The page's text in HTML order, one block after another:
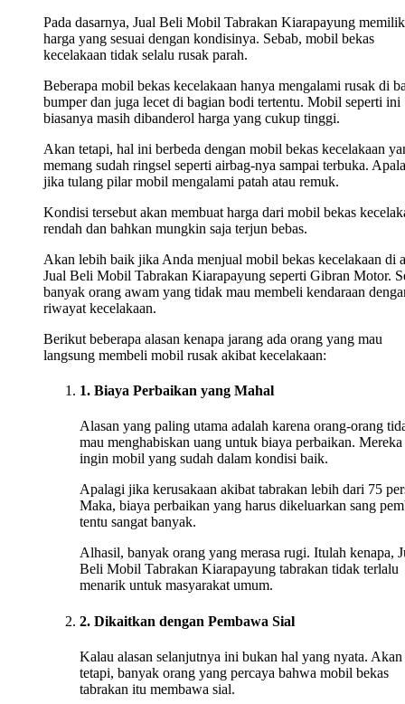
Pada dasarnya, Jual Beli Mobil Tabrakan Kiarapayung
harga yang sesuai dengan kondisinya. Sebab, mobil bekas
kecelakaan tidak selalu rusak parah.
Beberapa mobil bekas kecelakaan hanya mengalami rusak di
bumper dan juga lecet di bagian bodi tertentu. Mobil seperti ini
biasanya masih dibanderol harga yang cukup tinggi.
Akan tetapi, hal ini berbeda dengan mobil bekas kecelakaan
memang sudah ringsel seperti airbag-nya sampai terbuka.
jika tulang pilar mobil mengalami patah atau remuk.
Kondisi tersebut akan membuat harga dari mobil bekas
rendah dan bahkan mungkin saja terjun bebas.
Akan lebih baik jika Anda menjual mobil bekas kecelakaan di
Jual Beli Mobil Tabrakan Kiarapayung seperti Gibran Motor.
banyak orang awam yang tidak mau membeli kendaraan
riwayat kecelakaan.
Berikut beberapa alasan kenapa jarang ada orang yang mau
langsung membeli mobil rusak akibat kecelakaan:
1. Biaya Perbaikan yang Mahal
Alasan yang paling utama adalah karena orang-orang
mau menghabiskan uang untuk biaya perbaikan. Mereka
ingin mobil yang sudah dalam kondisi baik.
Apalagi jika kerusakaan akibat tabrakan lebih dari 75
Maka, biaya perbaikan yang harus dikeluarkan sang
tentu sangat banyak.
Alhasil, banyak orang yang merasa rugi. Itulah kenapa,
Beli Mobil Tabrakan Kiarapayung tabrakan tidak terlalu
menarik untuk masyarakat umum.
2. Dikaitkan dengan Pembawa Sial
Kalau alasan selanjutnya ini bukan hal yang nyata. Akan
tetapi, banyak orang yang percaya bahwa mobil bekas
tabrakan itu membawa sial.